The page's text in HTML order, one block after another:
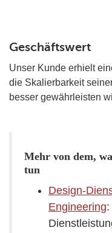
Geschäftswert
Unser Kunde erhielt
die Skalierbarkeit
besser gewährleisten
Mehr von dem,
tun
Design-
Engineering